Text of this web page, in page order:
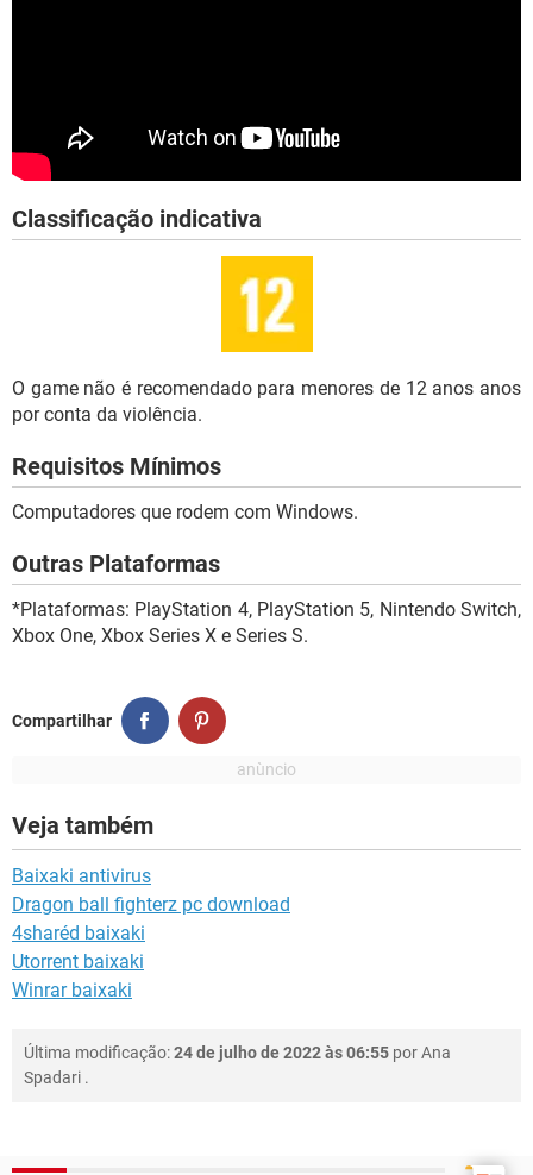
Classificação indicativa
O game não é recomendado para menores de 12 anos anos
por conta da violência.
Requisitos Mínimos
Computadores que rodem com Windows.
Outras Plataformas
*Plataformas: PlayStation 4, PlayStation 5, Nintendo Switch,
Xbox One, Xbox Series X e Series S.
Compartilhar
Veja também
Baixaki antivirus
Dragon ball fighterz pc download
4sharéd baixaki
Utorrent baixaki
Winrar baixaki
Última modificação:24 de julho de 2022 às 06:55 porAna
Spadari .